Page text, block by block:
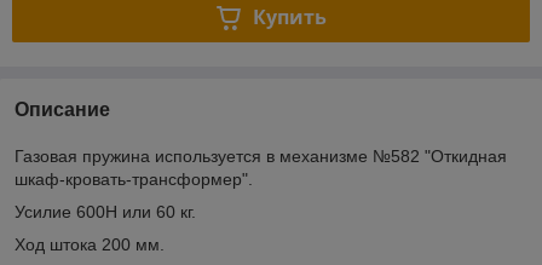
Купить
Описание
Газовая пружина используется в механизме №582 "Откидная
шкаф-кровать-трансформер".
Усилие 600Н или 60 кг.
Ход штока 200 мм.